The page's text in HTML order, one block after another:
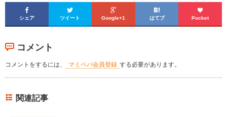

シェア

ツイート

Google+1

はてブ

Pocket
コメント
コメントをするには、 マミペパ会員登録 する必要があります。
関連記事